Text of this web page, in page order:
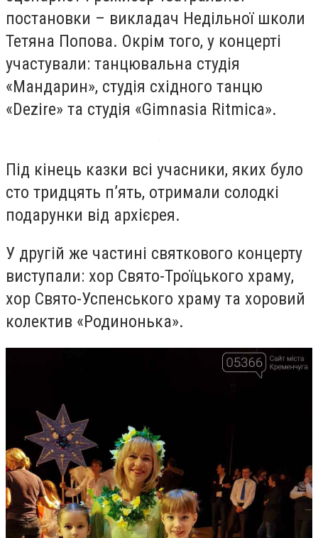
постановки – викладач Недільної школи
Тетяна Попова. Окрім того, у концерті
участували: танцювальна студія
«Мандарин», студія східного танцю
«Dezire» та студія «Gimnasia Ritmiсa».
Під кінець казки всі учасники, яких було
сто тридцять п’ять, отримали солодкі
подарунки від архієрея.
У другій же частині святкового концерту
виступали: хор Свято-Троїцького храму,
хор Свято-Успенського храму та хоровий
колектив «Родинонька».